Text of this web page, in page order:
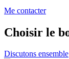
Me contacter
Choisir le
Discutons ensemble